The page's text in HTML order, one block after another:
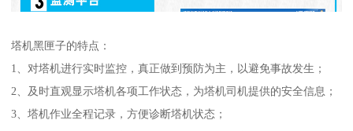
塔机黑匣子的特点：
1、对塔机进行实时监控，真正做到预防为主，以避免事故发生；
2、及时直观显示塔机各项工作状态，为塔机司机提供的安全信息；
3、塔机作业全程记录，方便诊断塔机状态；